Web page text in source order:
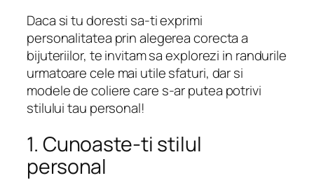
Daca si tu doresti sa-ti exprimi
personalitatea prin alegerea corecta a
bijuteriilor, te invitam sa explorezi in randurile
urmatoare cele mai utile sfaturi, dar si
modele de coliere care s-ar putea potrivi
stilului tau personal!
1. Cunoaste-ti stilul
personal